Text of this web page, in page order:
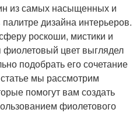
из самых насыщенных и
дизайна интерьеров.
роскоши, мистики и
фиолетовый цвет выглядел
подобрать его сочетание
мы рассмотрим
помогут вам создать
фиолетового